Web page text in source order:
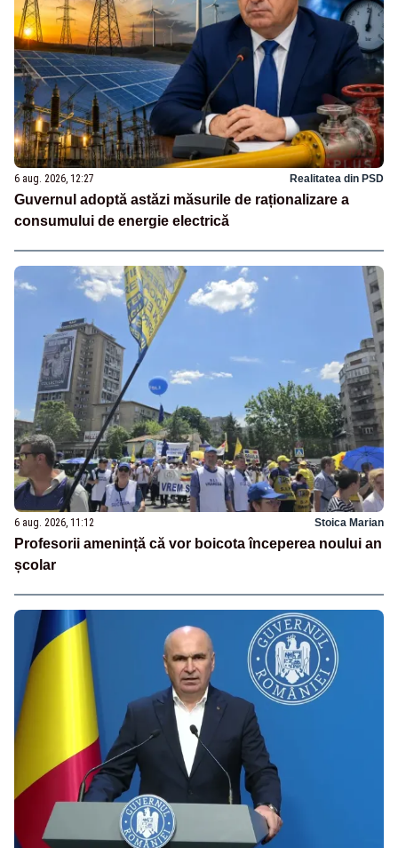
6 aug. 2026, 12:27 Realitatea din PSD
Guvernul adoptă astăzi măsurile de raționalizare a
consumului de energie electrică
6 aug. 2026, 11:12 Stoica Marian
Profesorii amenință că vor boicota începerea noului an
școlar